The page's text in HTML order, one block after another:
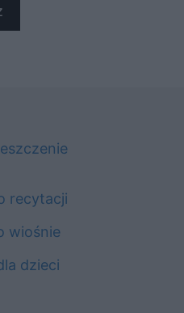
recytacji
wiośnie
dzieci